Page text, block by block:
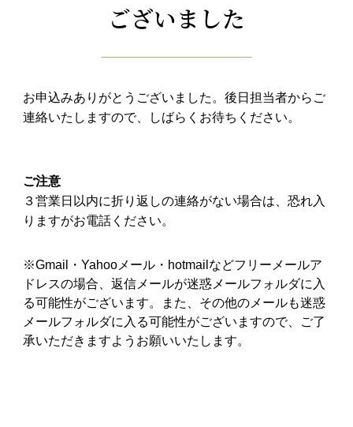
ございました
お申込みありがとうございました。後日担当者からご
連絡いたしますので、しばらくお待ちください。
ご注意
３営業日以内に折り返しの連絡がない場合は、恐れ入
りますがお電話ください。
※Gmail・Yahooメール・hotmailなどフリーメールア
ドレスの場合、返信メールが迷惑メールフォルダに入
る可能性がございます。また、その他のメールも迷惑
メールフォルダに入る可能性がございますので、ご了
承いただきますようお願いいたします。